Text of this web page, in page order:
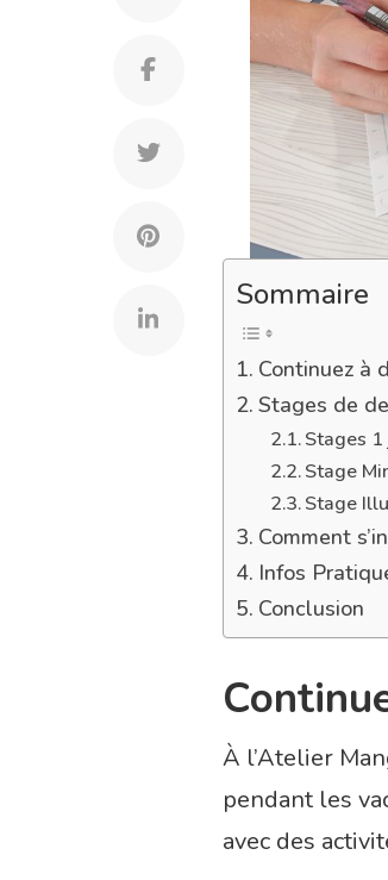
Sommaire
Continuez à
Stages de
Stages
Stage
Stage
Comment
Infos
Conclusion
À l’Atelier
pendant les
avec des